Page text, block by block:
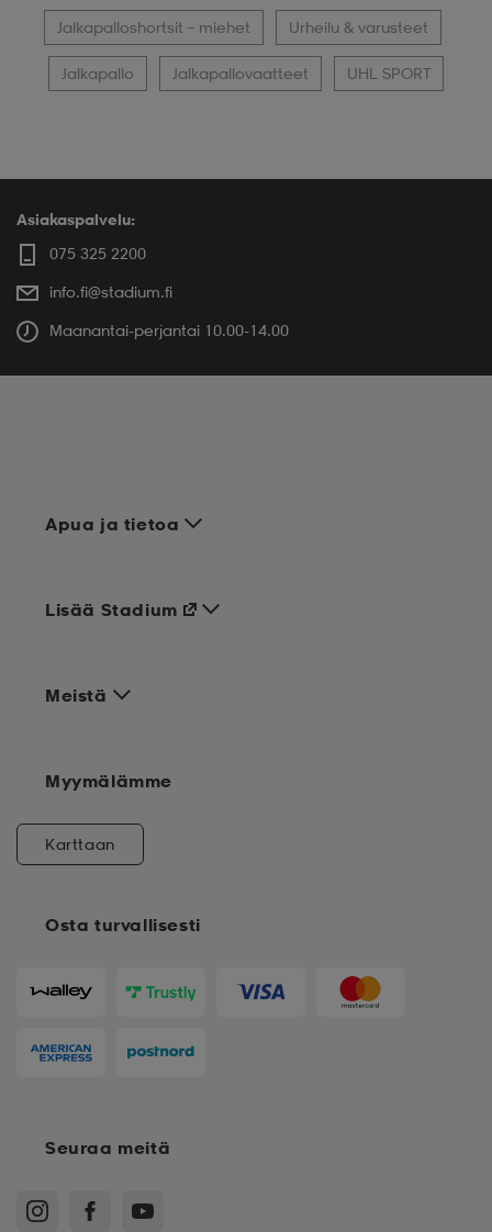
Jalkapalloshortsit – miehet Urheilu & varusteet
Jalkapallo Jalkapallovaatteet UHL SPORT
Asiakaspalvelu:
075 325 2200
info.fi@stadium.fi
Maanantai-perjantai 10.00-14.00
Apua ja tietoa
Meistä
Osta turvallisesti
Lisää Stadium
Myymälämme
Karttaan
Seuraa meitä